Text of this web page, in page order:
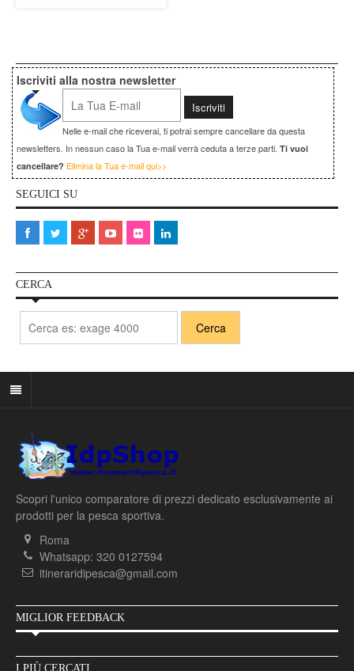
Iscriviti alla nostra newsletter
Nelle e-mail che riceverai, ti potrai sempre cancellare da questa
newsletters. In nessun caso la Tua e-mail verrà ceduta a terze parti. Ti vuoi
cancellare? Elimina la Tua e-mail qui>>
SEGUICI SU
CERCA
Scopri l'unico comparatore di prezzi dedicato esclusivamente ai
prodotti per la pesca sportiva.
Roma
Whatsapp: 320 0127594
itineraridipesca@gmail.com
MIGLIOR FEEDBACK
I PIÙ CERCATI